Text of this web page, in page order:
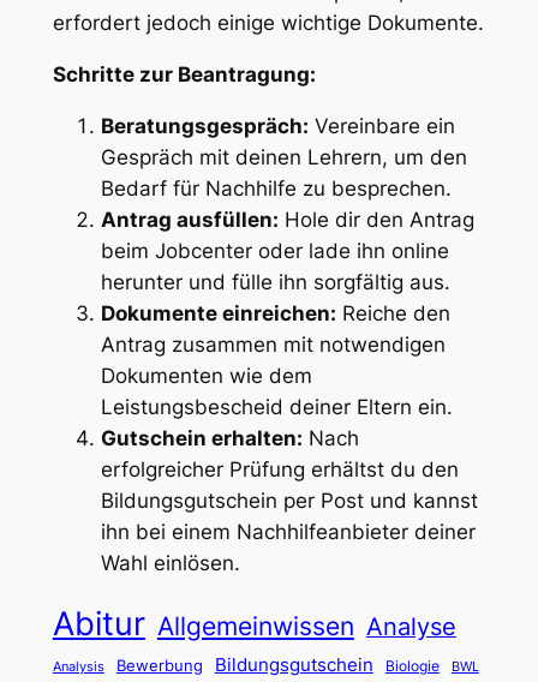
erfordert jedoch einige wichtige Dokumente.
Schritte zur Beantragung:
Beratungsgespräch: Vereinbare ein
Gespräch mit deinen Lehrern, um den
Bedarf für Nachhilfe zu besprechen.
Antrag ausfüllen: Hole dir den Antrag
beim Jobcenter oder lade ihn online
herunter und fülle ihn sorgfältig aus.
Dokumente einreichen: Reiche den
Antrag zusammen mit notwendigen
Dokumenten wie dem
Leistungsbescheid deiner Eltern ein.
Gutschein erhalten: Nach
erfolgreicher Prüfung erhältst du den
Bildungsgutschein per Post und kannst
ihn bei einem Nachhilfeanbieter deiner
Wahl einlösen.
Abitur Allgemeinwissen Analyse
Analysis Bewerbung Bildungsgutschein Biologie BWL